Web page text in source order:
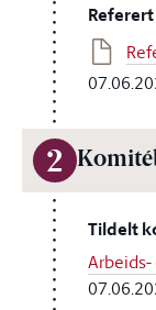
Referert
2
Tildelt